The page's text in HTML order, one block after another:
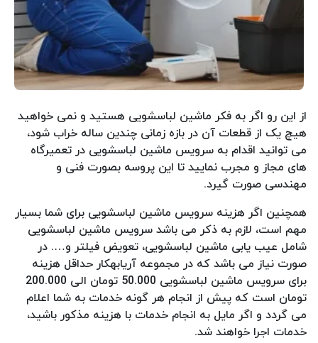
از این رو اگر به فکر ماشین لباسشویی هستید و نمی خواهید
هیچ یک از قطعات آن در بازه زمانی چندین ساله خراب شود،
می توانید اقدام به سرویس ماشین لباسشویی در تعمیرگاه
های مجاز و مجرب نمایید تا این پروسه بصورت فنی و
مهندسی صورت گیرد.
همچنین اگر هزینه سرویس ماشین لباسشویی برای شما بسیار
مهم است، لازم به ذکر می باشد سرویس ماشین لباسشویی
شامل عیب یابی ماشین لباسشویی، تعویض فیلتر و…. در
صورت نیاز می باشد که در مجموعه آریابهکار حداقل هزینه
برای سرویس ماشین لباسشویی 50.000 تومان الی 200.000
تومان است که پیش از انجام هر گونه خدمات به شما اعلام
می گردد و اگر مایل به انجام خدمات با هزینه مذکور باشید،
خدمات اجرا خواهند شد.